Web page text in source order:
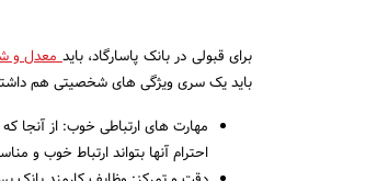
برای قبولی در بانک پاسارگاد، بایدمعدل و
باید یک سری ویژگی های شخصیتی هم
مهارت های ارتباطی خوب: از آنجا
احترام آنها بتواند ارتباط خوب و